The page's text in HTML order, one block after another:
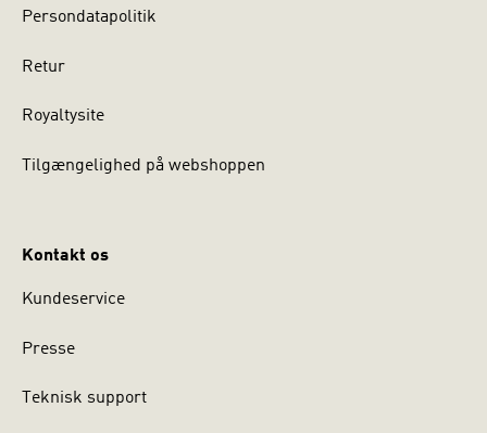
Persondatapolitik
Retur
Royaltysite
Tilgængelighed på webshoppen
Kontakt os
Kundeservice
Presse
Teknisk support